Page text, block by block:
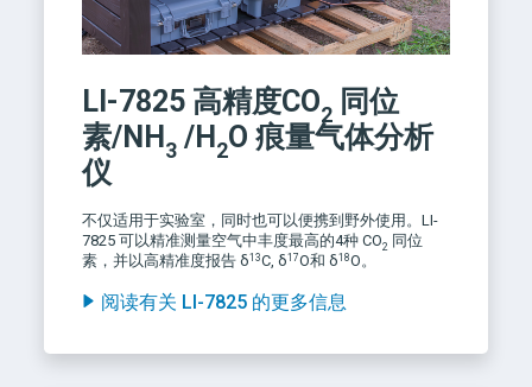
LI-7825 高精度CO2 同位
素/NH 3 /H 2O 痕量气体分析
仪
不仅适用于实验室，同时也可以便携到野外使用。LI-
7825 可以精准测量空气中丰度最高的4种 CO2 同位
素，并以高精准度报告 δ13C, δ17O和 δ18O。
阅读有关 LI-7825 的更多信息